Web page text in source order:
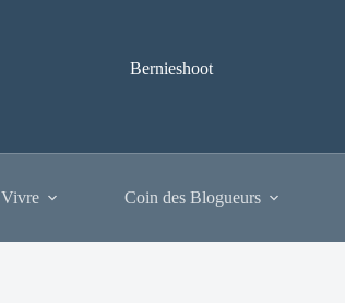
Bernieshoot
Coin des Blogueurs